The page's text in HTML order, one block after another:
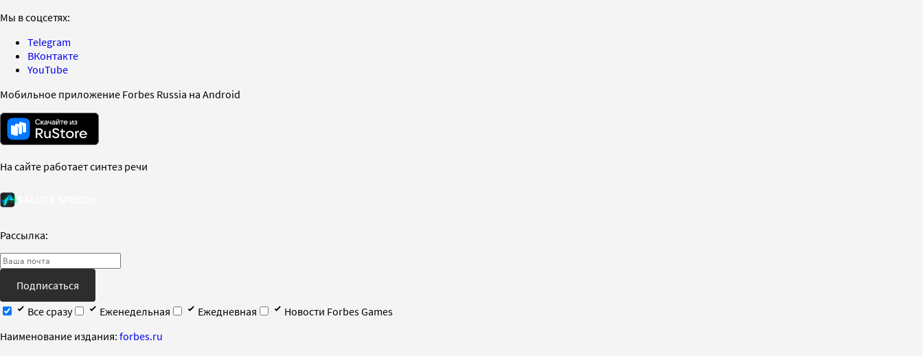
Мы в соцсетях:
Telegram
ВКонтакте
YouTube
Мобильное приложение Forbes Russia на Android
На сайте работает синтез речи
Рассылка:
Подписаться
Все сразу
Еженедельная Ежедневная
Новости Forbes Games
Наименование издания: forbes.ru